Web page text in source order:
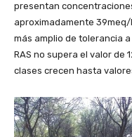
presentan
aproximadamente 39meq/
más amplio de tolerancia
RAS no supera el valor de
clases crecen hasta